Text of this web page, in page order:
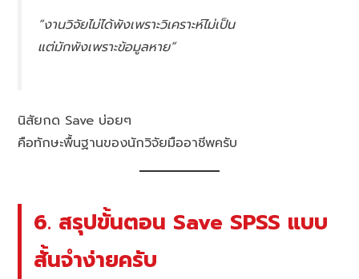
“งานวิจัยไม่ได้พังเพราะวิเคราะห์ไม่เป็น
แต่มักพังเพราะข้อมูลหาย”
นิสัยกด Save บ่อยๆ
คือทักษะพื้นฐานของนักวิจัยมืออาชีพครับ
6. สรุปขั้นตอน Save SPSS แบบ
สั้นจำง่ายครับ